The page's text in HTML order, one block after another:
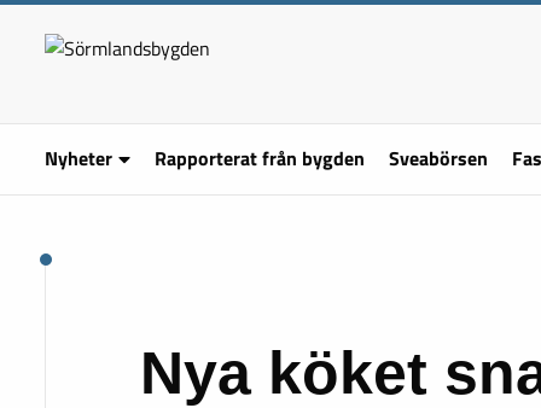
Nyheter Rapporterat från bygden Sveabörsen
Nya köket